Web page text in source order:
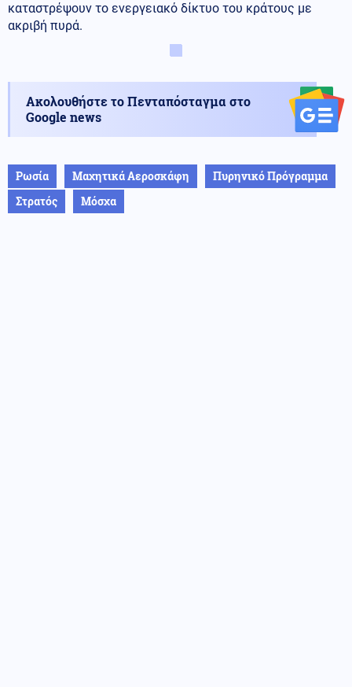
καταστρέψουν το ενεργειακό δίκτυο του κράτους με
ακριβή πυρά.
Ακολουθήστε το Πενταπόσταγμα στο
Google news
Ρωσία Μαχητικά Αεροσκάφη
Πυρηνικό Πρόγραμμα
Στρατός
Μόσχα